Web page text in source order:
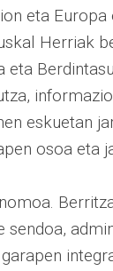
eta
Herriak
eskuetan
osoa eta
sendoa,